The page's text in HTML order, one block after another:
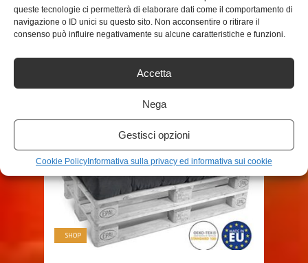
queste tecnologie ci permetterà di elaborare dati come il comportamento di
navigazione o ID unici su questo sito. Non acconsentire o ritirare il
consenso può influire negativamente su alcune caratteristiche e funzioni.
Accetta
Nega
Gestisci opzioni
Cookie Policy Informativa sulla privacy ed informativa sui cookie
SHARE THIS POST
RELATED POSTS
SHOP